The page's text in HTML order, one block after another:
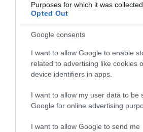
Purposes for which it was collected.
Opted Out
Google consents
I want to allow Google to enable
related to advertising like cookies
device identifiers in apps.
I want to allow my user data to be
Google for online advertising
I want to allow Google to send me
Piacenza, niente lavoro per chi
Larenzia: la ritorsione